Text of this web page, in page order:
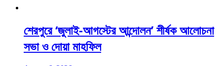
শেরপুরে ‘জুলাই-আগস্টের আন্দোলন’ শীর্ষক আলোচনা
সভা ও দোয়া মাহফিল